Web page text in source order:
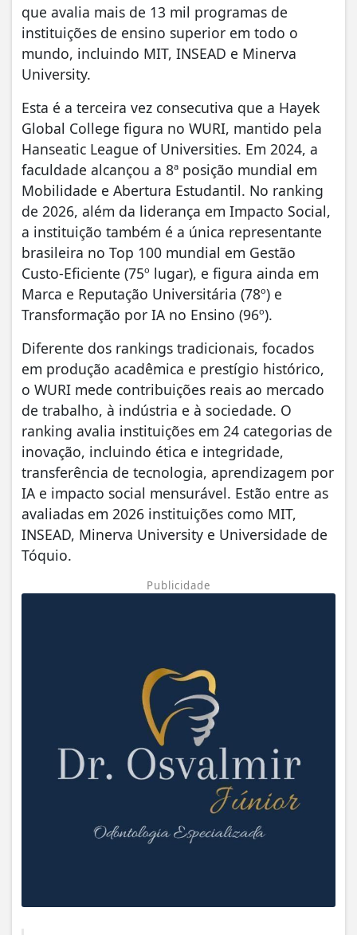
que avalia mais de 13 mil programas de
instituições de ensino superior em todo o
mundo, incluindo MIT, INSEAD e Minerva
University.
Esta é a terceira vez consecutiva que a Hayek
Global College figura no WURI, mantido pela
Hanseatic League of Universities. Em 2024, a
faculdade alcançou a 8ª posição mundial em
Mobilidade e Abertura Estudantil. No ranking
de 2026, além da liderança em Impacto Social,
a instituição também é a única representante
brasileira no Top 100 mundial em Gestão
Custo-Eficiente (75º lugar), e figura ainda em
Marca e Reputação Universitária (78º) e
Transformação por IA no Ensino (96º).
Diferente dos rankings tradicionais, focados
em produção acadêmica e prestígio histórico,
o WURI mede contribuições reais ao mercado
de trabalho, à indústria e à sociedade. O
ranking avalia instituições em 24 categorias de
inovação, incluindo ética e integridade,
transferência de tecnologia, aprendizagem por
IA e impacto social mensurável. Estão entre as
avaliadas em 2026 instituições como MIT,
INSEAD, Minerva University e Universidade de
Tóquio.
Publicidade